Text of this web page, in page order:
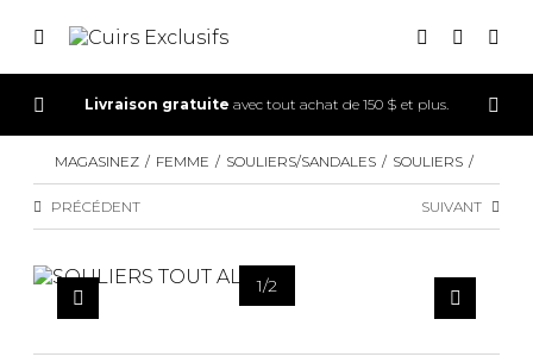
INSCRIPTION
Livraison gratuite avec tout achat de 150 $ et plus.
MAGASINEZ FEMME SOULIERS/SANDALES SOULIERS
PRÉCÉDENT SUIVANT
1/2